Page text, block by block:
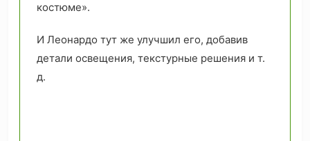
костюме».
И Леонардо тут же улучшил его, добавив
детали освещения, текстурные решения и т.
д.